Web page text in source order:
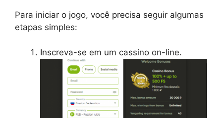
Para iniciar o jogo, você precisa seguir algumas
etapas simples:
Inscreva-se em um cassino on-line.